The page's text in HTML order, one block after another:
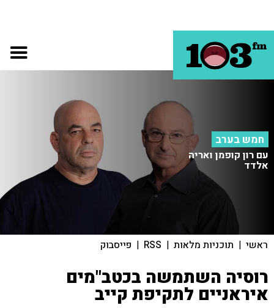
חמש בערב
עם רון קופמן ואריה
אלדד
ראשי | תוכניות מלאות |
RSS
| פייסבוק
רוסיה השתמשה בכטב"מים
איראניים לתקיפת קייב